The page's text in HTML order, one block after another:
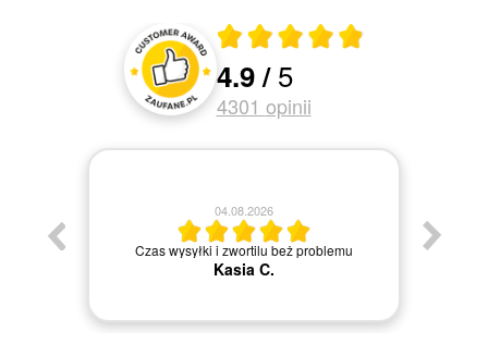
Oceny i recenzje klientów
Średnia ocena 4.9 z 5
4.9/5
4301 opinii
04.08.2026
Czas wysyłki i zwortilu beż problemu
Kasia C.